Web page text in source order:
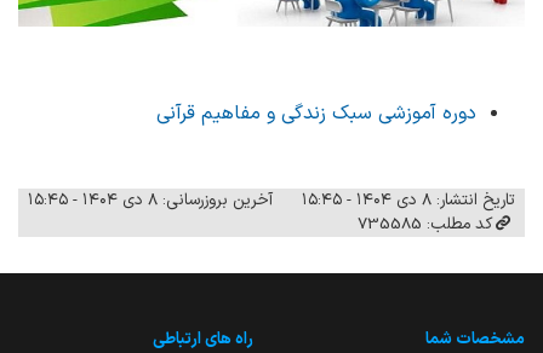
دوره آموزشی سبک زندگی و مفاهیم قرآنی
تاریخ انتشار: ۸ دی ۱۴۰۴ - ۱۵:۴۵
آخرین بروزرسانی: ۸ دی ۱۴۰۴ - ۱۵:۴۵
کد مطلب: 735585
مشخصات شما راه های ارتباطی